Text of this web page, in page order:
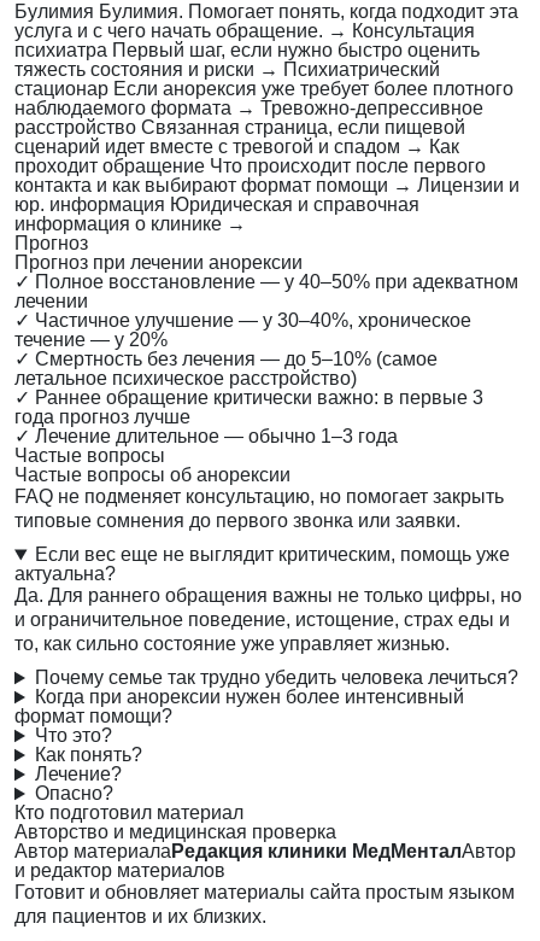
Булимия Булимия. Помогает понять, когда подходит эта
услуга и с чего начать обращение. → Консультация
психиатра Первый шаг, если нужно быстро оценить
тяжесть состояния и риски → Психиатрический
стационар Если анорексия уже требует более плотного
наблюдаемого формата → Тревожно-депрессивное
расстройство Связанная страница, если пищевой
сценарий идет вместе с тревогой и спадом → Как
проходит обращение Что происходит после первого
контакта и как выбирают формат помощи → Лицензии и
юр. информация Юридическая и справочная
информация о клинике →
Прогноз
Прогноз при лечении анорексии
✓ Полное восстановление — у 40–50% при адекватном
лечении
✓ Частичное улучшение — у 30–40%, хроническое
течение — у 20%
✓ Смертность без лечения — до 5–10% (самое
летальное психическое расстройство)
✓ Раннее обращение критически важно: в первые 3
года прогноз лучше
✓ Лечение длительное — обычно 1–3 года
Частые вопросы
Частые вопросы об анорексии
FAQ не подменяет консультацию, но помогает закрыть
типовые сомнения до первого звонка или заявки.
Если вес еще не выглядит критическим, помощь уже
актуальна?
Да. Для раннего обращения важны не только цифры, но
и ограничительное поведение, истощение, страх еды и
то, как сильно состояние уже управляет жизнью.
Почему семье так трудно убедить человека лечиться?
Когда при анорексии нужен более интенсивный
формат помощи?
Что это?
Как понять?
Лечение?
Опасно?
Кто подготовил материал
Авторство и медицинская проверка
Автор материала Редакция клиники МедМенталАвтор
и редактор материалов
Готовит и обновляет материалы сайта простым языком
для пациентов и их близких.